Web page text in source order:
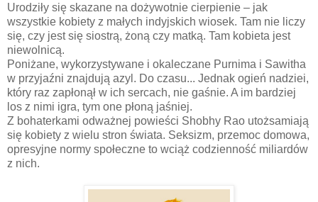
Urodziły się skazane na dożywotnie cierpienie – jak
wszystkie kobiety z małych indyjskich wiosek. Tam nie liczy
się, czy jest się siostrą, żoną czy matką. Tam kobieta jest
niewolnicą.
Poniżane, wykorzystywane i okaleczane Purnima i Sawitha
w przyjaźni znajdują azyl. Do czasu... Jednak ogień nadziei,
który raz zapłonął w ich sercach, nie gaśnie. A im bardziej
los z nimi igra, tym one płoną jaśniej.
Z bohaterkami odważnej powieści Shobhy Rao utożsamiają
się kobiety z wielu stron świata. Seksizm, przemoc domowa,
opresyjne normy społeczne to wciąż codzienność miliardów
z nich.